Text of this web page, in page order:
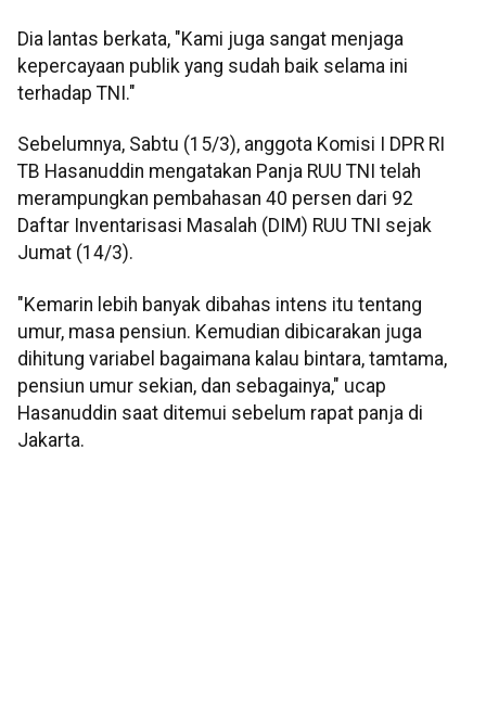
Dia lantas berkata, "Kami juga sangat menjaga
kepercayaan publik yang sudah baik selama ini
terhadap TNI."
Sebelumnya, Sabtu (15/3), anggota Komisi I DPR RI
TB Hasanuddin mengatakan Panja RUU TNI telah
merampungkan pembahasan 40 persen dari 92
Daftar Inventarisasi Masalah (DIM) RUU TNI sejak
Jumat (14/3).
"Kemarin lebih banyak dibahas intens itu tentang
umur, masa pensiun. Kemudian dibicarakan juga
dihitung variabel bagaimana kalau bintara, tamtama,
pensiun umur sekian, dan sebagainya," ucap
Hasanuddin saat ditemui sebelum rapat panja di
Jakarta.